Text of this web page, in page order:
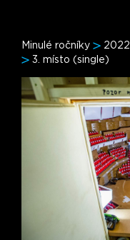
Minulé ročníky 2022
3. místo (single)